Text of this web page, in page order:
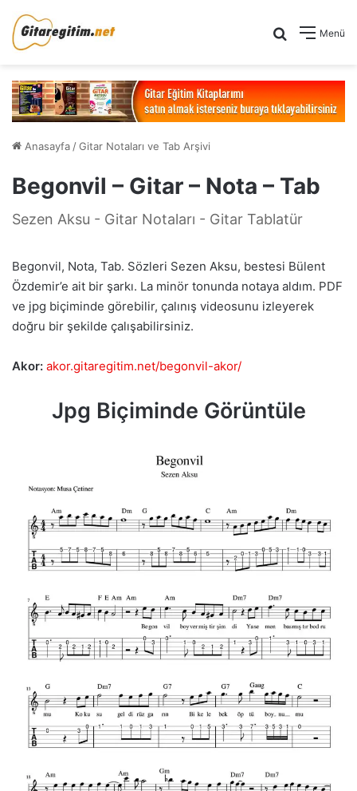
Menü
Arama yap
Anasayfa /Gitar Notaları ve Tab Arşivi
Begonvil – Gitar – Nota – Tab
Sezen Aksu - Gitar Notaları - Gitar Tablatür
Begonvil, Nota, Tab. Sözleri Sezen Aksu, bestesi Bülent
Özdemir’e ait bir şarkı. La minör tonunda notaya aldım. PDF
ve jpg biçiminde görebilir, çalınış videosunu izleyerek
doğru bir şekilde çalışabilirsiniz.
Akor: akor.gitaregitim.net/begonvil-akor/
Jpg Biçiminde Görüntüle